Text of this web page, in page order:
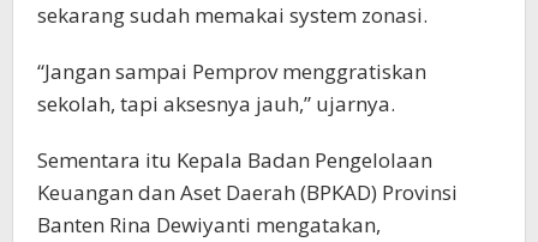
sekarang sudah memakai system zonasi.
“Jangan sampai Pemprov menggratiskan
sekolah, tapi aksesnya jauh,” ujarnya.
Sementara itu Kepala Badan Pengelolaan
Keuangan dan Aset Daerah (BPKAD) Provinsi
Banten Rina Dewiyanti mengatakan,